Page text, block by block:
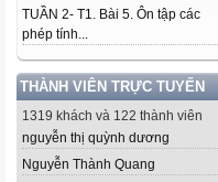
TUẦN 2- T1. Bài 5. Ôn tập các
phép tính...
THÀNH VIÊN TRỰC TUYẾN
1319 khách và 122 thành viên
nguyễn thị quỳnh dương
Nguyễn Thành Quang